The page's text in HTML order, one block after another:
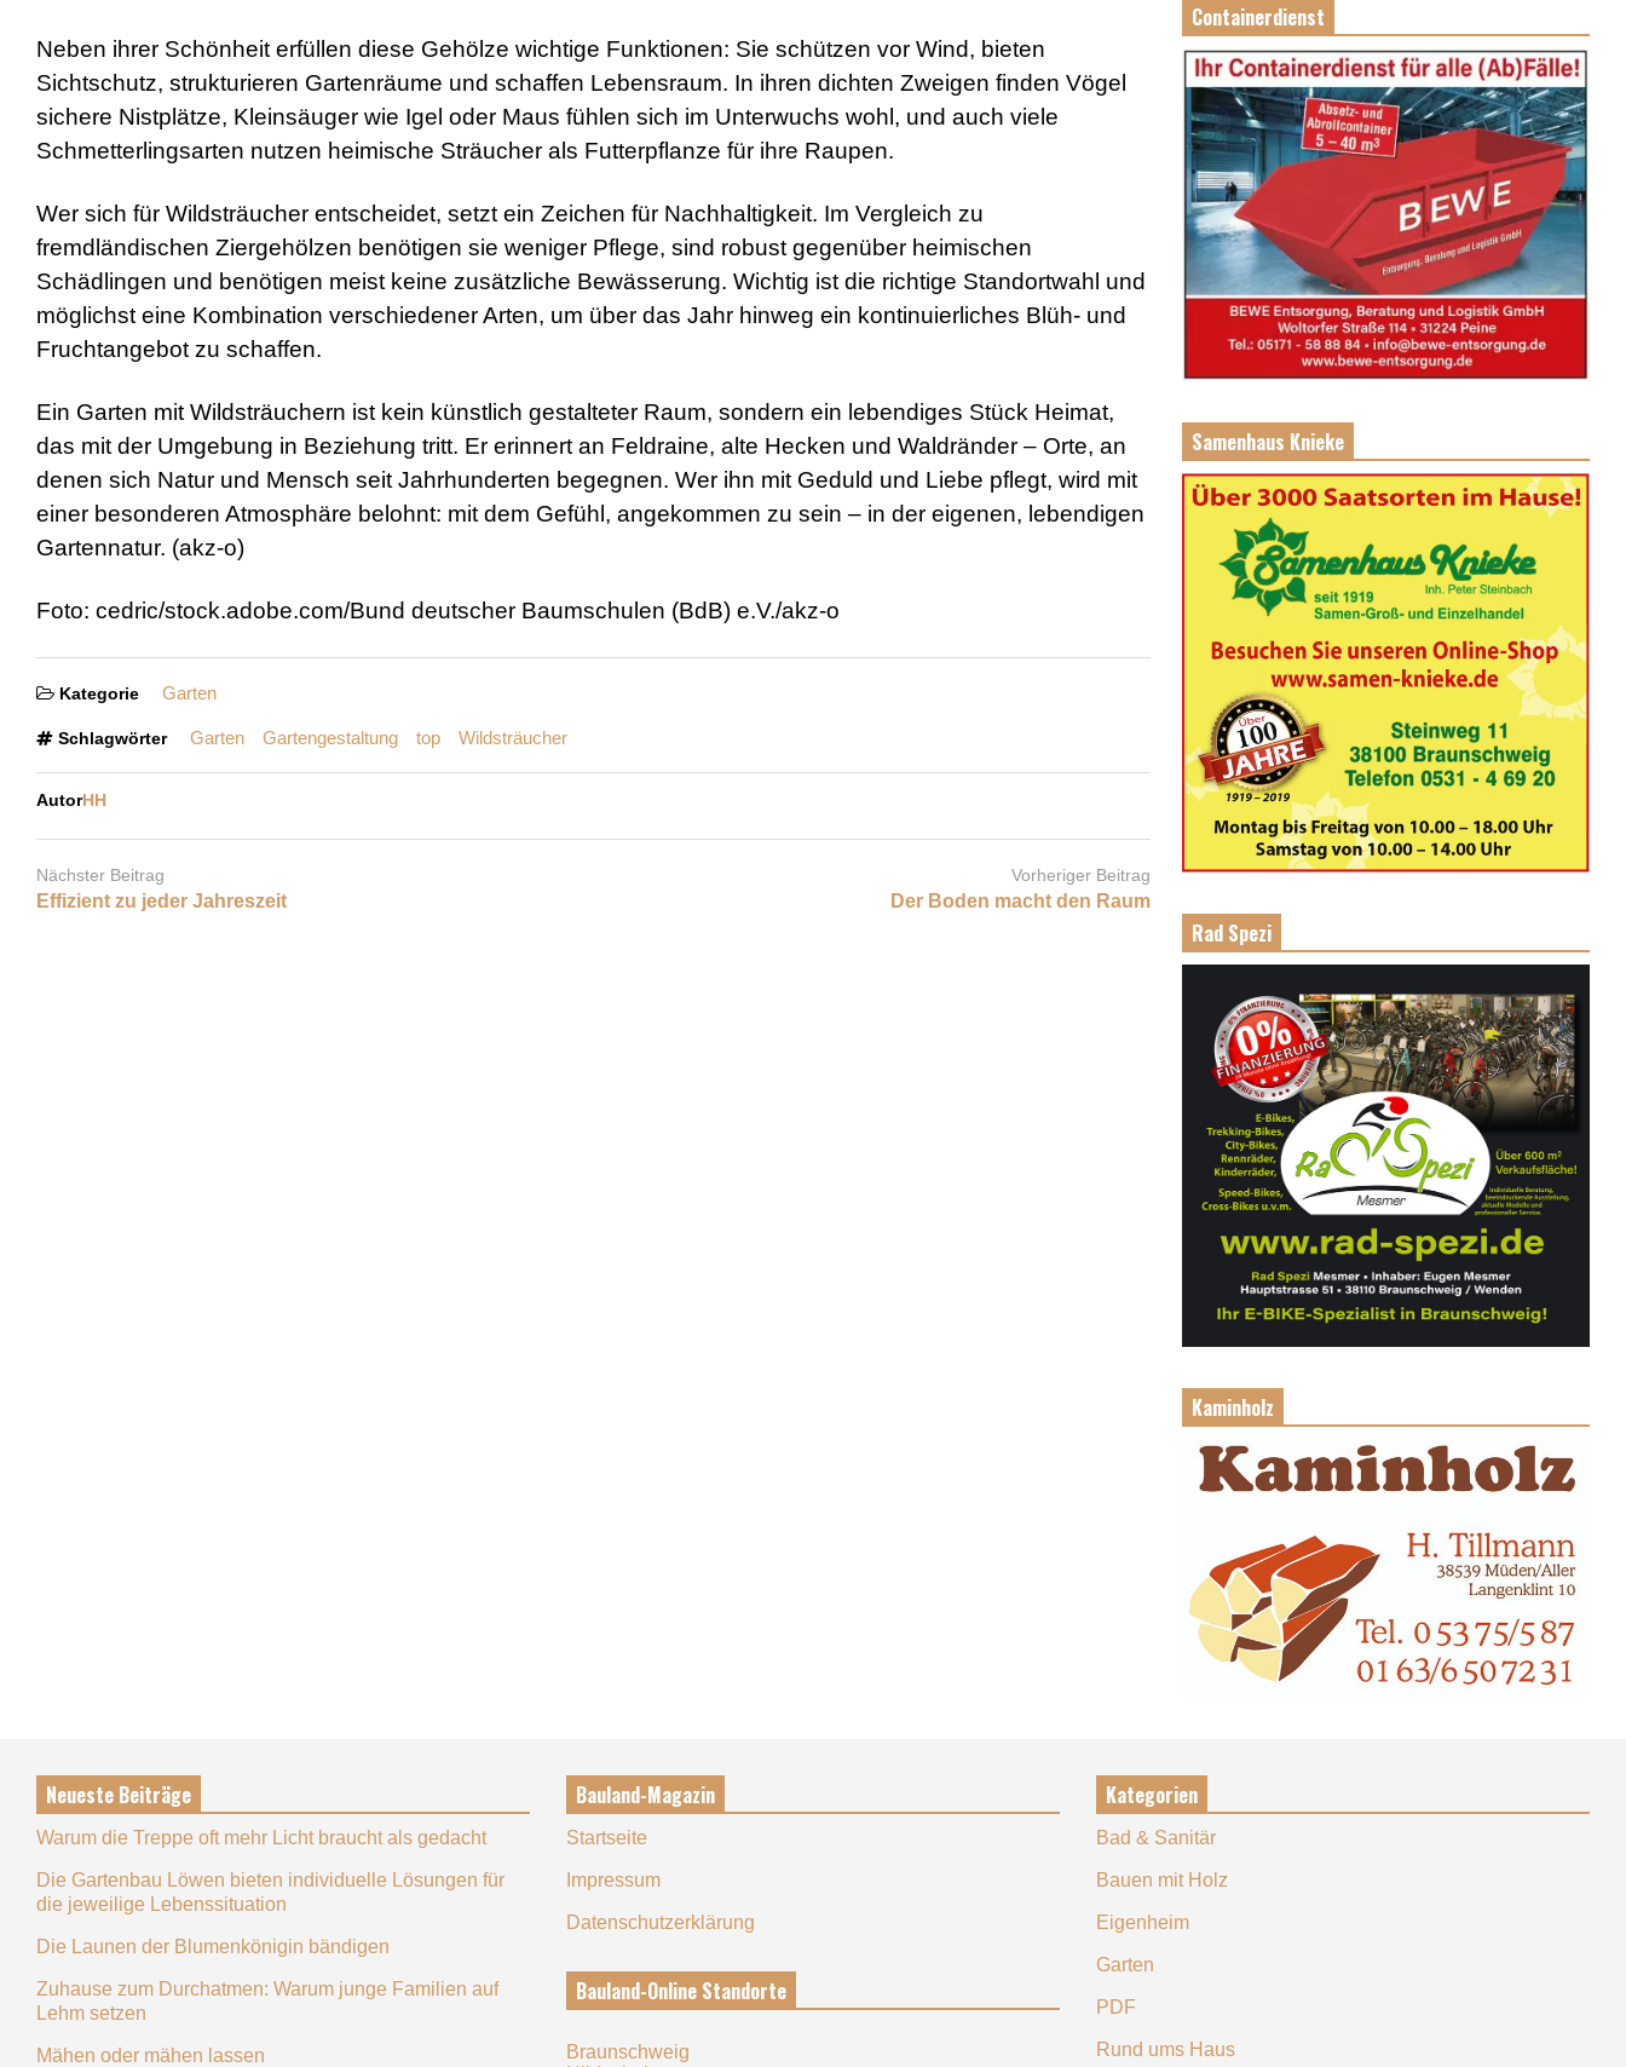
Neben ihrer Schönheit erfüllen diese Gehölze wichtige Funktionen: Sie schützen vor Wind, bieten
Sichtschutz, strukturieren Gartenräume und schaffen Lebensraum. In ihren dichten Zweigen finden Vögel
sichere Nistplätze, Kleinsäuger wie Igel oder Maus fühlen sich im Unterwuchs wohl, und auch viele
Schmetterlingsarten nutzen heimische Sträucher als Futterpflanze für ihre Raupen.
Wer sich für Wildsträucher entscheidet, setzt ein Zeichen für Nachhaltigkeit. Im Vergleich zu
fremdländischen Ziergehölzen benötigen sie weniger Pflege, sind robust gegenüber heimischen
Schädlingen und benötigen meist keine zusätzliche Bewässerung. Wichtig ist die richtige Standortwahl und
möglichst eine Kombination verschiedener Arten, um über das Jahr hinweg ein kontinuierliches Blüh- und
Fruchtangebot zu schaffen.
Ein Garten mit Wildsträuchern ist kein künstlich gestalteter Raum, sondern ein lebendiges Stück Heimat,
das mit der Umgebung in Beziehung tritt. Er erinnert an Feldraine, alte Hecken und Waldränder – Orte, an
denen sich Natur und Mensch seit Jahrhunderten begegnen. Wer ihn mit Geduld und Liebe pflegt, wird mit
einer besonderen Atmosphäre belohnt: mit dem Gefühl, angekommen zu sein – in der eigenen, lebendigen
Gartennatur. (akz-o)
Foto: cedric/stock.adobe.com/Bund deutscher Baumschulen (BdB) e.V./akz-o
Kategorie Garten
Schlagwörter Garten Gartengestaltung top Wildsträucher
AutorHH
Nächster Beitrag
Effizient zu jeder Jahreszeit
Vorheriger Beitrag
Der Boden macht den Raum
Containerdienst
Samenhaus Knieke
Rad Spezi
Kaminholz
Neueste Beiträge
Warum die Treppe oft mehr Licht braucht als gedacht
Die Gartenbau Löwen bieten individuelle Lösungen für
die jeweilige Lebenssituation
Die Launen der Blumenkönigin bändigen
Zuhause zum Durchatmen: Warum junge Familien auf
Lehm setzen
Mähen oder mähen lassen
Bauland-Magazin
Startseite
Impressum
Datenschutzerklärung
Bauland-Online Standorte
Braunschweig
Kategorien
Bad & Sanitär
Bauen mit Holz
Eigenheim
Garten
PDF
Rund ums Haus